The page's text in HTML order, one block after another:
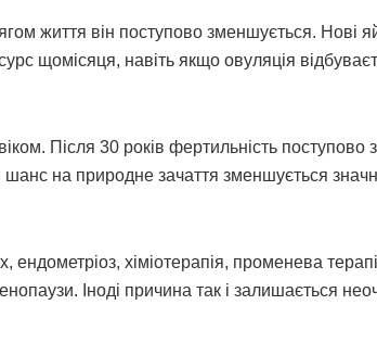
життя він поступово зменшується. Нові
щомісяця, навіть якщо овуляція
Після 30 років фертильність поступово
на природне зачаття зменшується
хіміотерапія, променева
Іноді причина так і залишається